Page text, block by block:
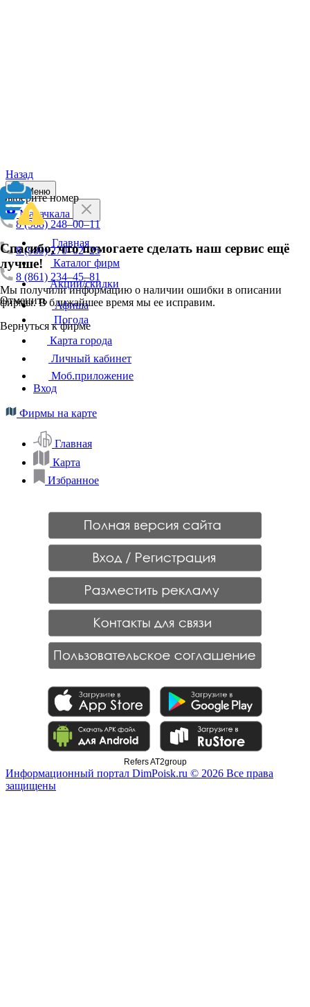
Назад
Выберите номер
8 (988) 248–00–11
8 (989) 270–02–25
8 (861) 234–45–81
Отменить
Спасибо, что помогаете сделать наш сервис ещё
лучше!
Мы получили информацию о наличии ошибки в описании
фирмы. В ближайшее время мы ее исправим.
Вернуться к фирме
Меню
Махачкала
Главная
Каталог фирм
Акции/скидки
Афиша
Погода
Карта города
Личный кабинет
Моб.приложение
Вход
Фирмы на карте
Главная
Карта
Избранное
Refers AT2group
Информационный портал DimPoisk.ru © 2026 Все права
защищены